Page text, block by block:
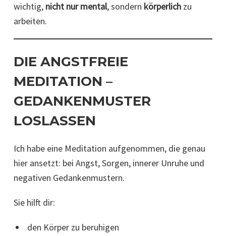
wichtig, nicht nur mental, sondern körperlich zu
arbeiten.
DIE ANGSTFREIE
MEDITATION –
GEDANKENMUSTER
LOSLASSEN
Ich habe eine Meditation aufgenommen, die genau
hier ansetzt: bei Angst, Sorgen, innerer Unruhe und
negativen Gedankenmustern.
Sie hilft dir:
den Körper zu beruhigen